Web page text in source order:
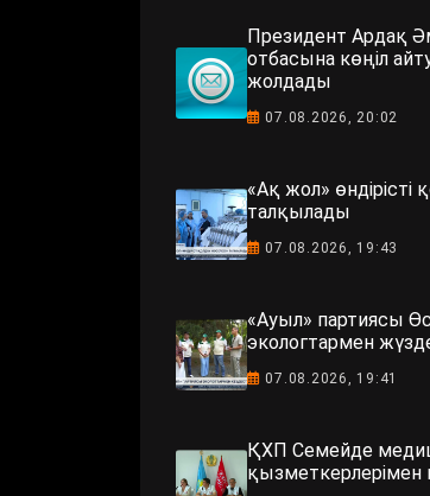
Президент Ардақ
отбасына көңіл
жолдады
07.08.2026, 20:02
«Ақ жол» өндірісті
талқылады
07.08.2026, 19:43
«Ауыл» партиясы
экологтармен
07.08.2026, 19:41
ҚХП Семейде
қызметкерлерімен